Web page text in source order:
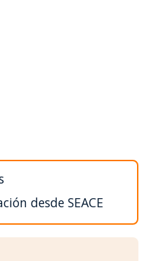
desde SEACE